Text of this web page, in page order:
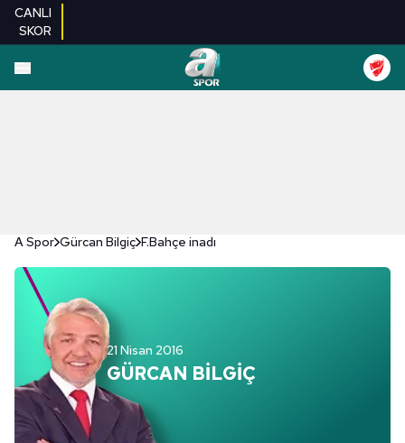
CANLI
SKOR
A Spor Gürcan Bilgiç F.Bahçe inadı
21 Nisan 2016
GÜRCAN BİLGİÇ